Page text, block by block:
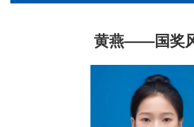
黄燕——国奖